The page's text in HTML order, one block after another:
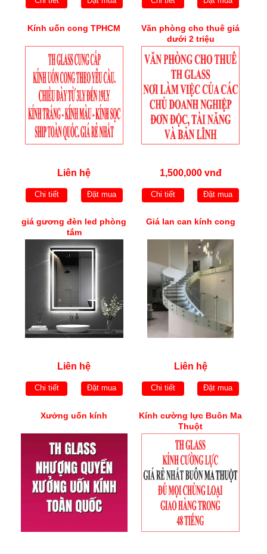
Kính uốn cong TPHCM
Liên hệ
Chi tiết Đặt mua
Văn phòng cho thuê giá
dưới 2 triệu
1,500,000 vnđ
Chi tiết Đặt mua
giá gương đèn led phòng
tắm
Liên hệ
Chi tiết Đặt mua
Giá lan can kính cong
Liên hệ
Chi tiết Đặt mua
Xưởng uốn kính
Kính cường lực Buôn Ma
Thuột